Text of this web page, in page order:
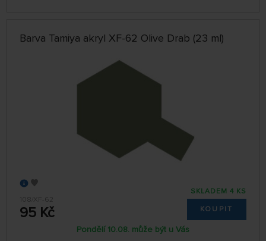
Barva Tamiya akryl XF-62 Olive Drab (23 ml)
108/XF-62
95 Kč
SKLADEM 4 KS
KOUPIT
Pondělí 10.08. může být u Vás